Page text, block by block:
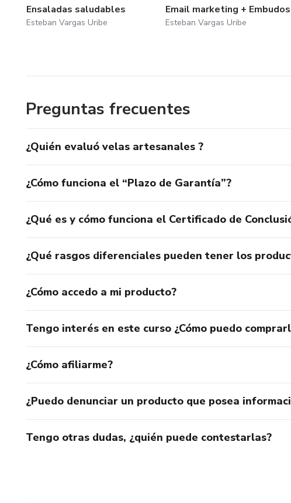
Ensaladas saludables
Esteban Vargas Uribe
Email marketing + Embudos
Esteban Vargas Uribe
Preguntas frecuentes
¿Quién evaluó velas artesanales ?
¿Cómo funciona el “Plazo de Garantía”?
¿Qué es y cómo funciona el Certificado de
¿Qué rasgos diferenciales pueden tener los
¿Cómo accedo a mi producto?
Tengo interés en este curso ¿Cómo puedo
¿Cómo afiliarme?
¿Puedo denunciar un producto que posea
Tengo otras dudas, ¿quién puede contestarlas?